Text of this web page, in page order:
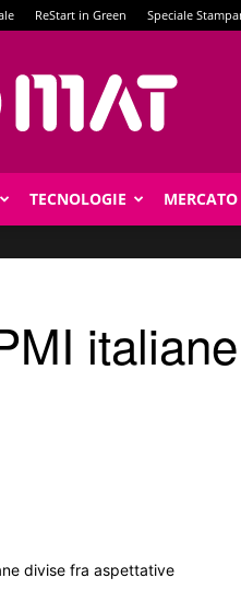
ReStart in Green Speciale
TECNOLOGIE MERCATO
divise fra aspettative